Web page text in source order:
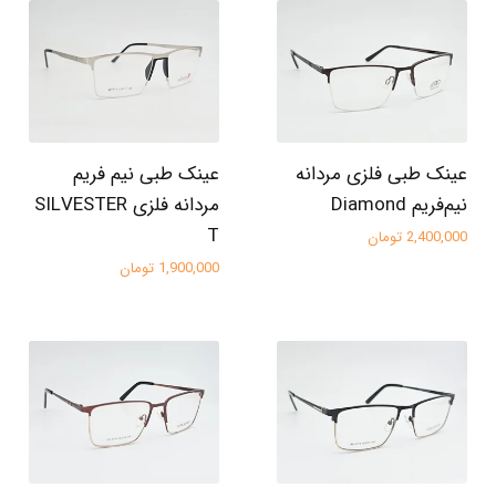
عینک طبی فلزی مردانه
نیم‌فریم Diamond
2,400,000 تومان
عینک طبی نیم فریم
مردانه فلزی SILVESTER
T
1,900,000 تومان